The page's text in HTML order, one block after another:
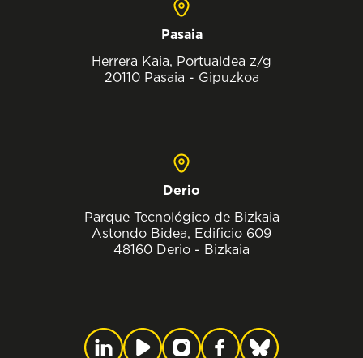
Pasaia
Herrera Kaia, Portualdea z/g
20110 Pasaia - Gipuzkoa
Derio
Parque Tecnológico de Bizkaia
Astondo Bidea, Edificio 609
48160 Derio - Bizkaia